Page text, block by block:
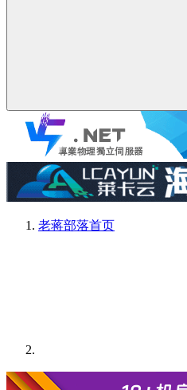
老蒋部落首页